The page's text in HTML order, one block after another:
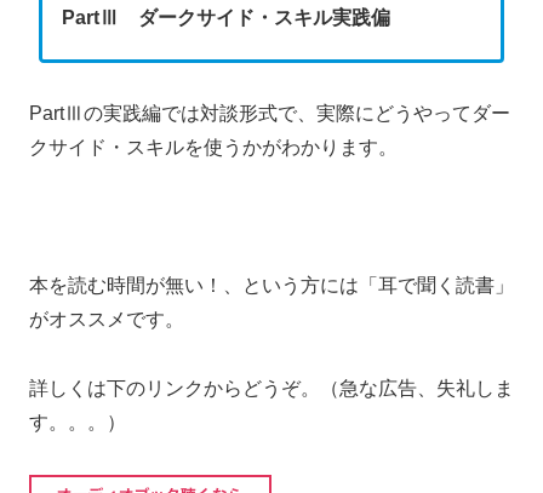
PartⅢ ダークサイド・スキル実践偏
PartⅢの実践編では対談形式で、実際にどうやってダー
クサイド・スキルを使うかがわかります。
本を読む時間が無い！、という方には「耳で聞く読書」
がオススメです。
詳しくは下のリンクからどうぞ。（急な広告、失礼しま
す。。。）